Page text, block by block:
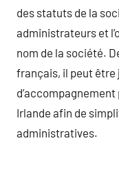
des statuts de la
administrateurs et
nom de la société.
français, il peut être
Irlande afin de
administratives.